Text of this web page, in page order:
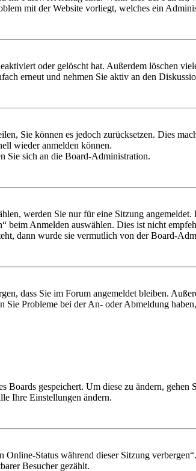
mit der Website vorliegt, welches ein
oder gelöscht hat. Außerdem löschen
erneut und nehmen Sie aktiv an den
Sie können es jedoch zurücksetzen. Dies
wieder anmelden können.
Sie sich an die Board-Administration.
werden Sie nur für eine Sitzung
beim Anmelden auswählen. Dies ist nicht
dann wurde sie vermutlich von der Board-
dass Sie im Forum angemeldet bleiben.
Probleme bei der An- oder Abmeldung
gespeichert. Um diese zu ändern,
Ihre Einstellungen ändern.
Status während dieser Sitzung
Besucher gezählt.